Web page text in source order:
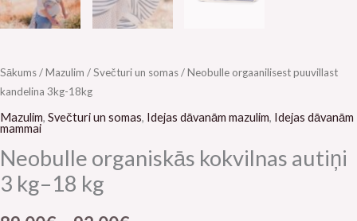
Sākums/Mazulim /Svečturi un somas/ Neobulle orgaanilisest puuvillast
kandelina 3kg-18kg
Mazulim, Svečturi un somas, Idejas dāvanām mazulim, Idejas dāvanām
mammai
Neobulle organiskās kokvilnas autiņi
3 kg–18 kg